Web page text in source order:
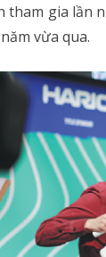
tham gia lần
vừa qua.